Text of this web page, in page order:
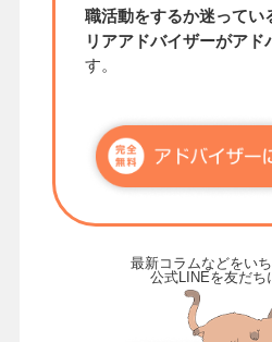
職活動をするか迷ってい
リアアドバイザーがアド
す。
最新コラムなどをい
公式LINEを友だち